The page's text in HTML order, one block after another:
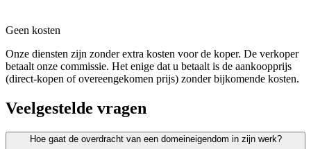
Geen kosten
Onze diensten zijn zonder extra kosten voor de koper. De verkoper
betaalt onze commissie. Het enige dat u betaalt is de aankoopprijs
(direct-kopen of overeengekomen prijs) zonder bijkomende kosten.
Veelgestelde vragen
Hoe gaat de overdracht van een domeineigendom in zijn werk?